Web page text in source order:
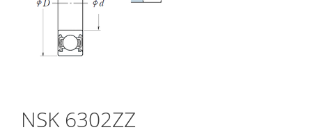
NSK 6302ZZ